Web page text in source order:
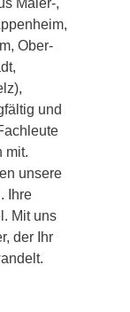
Ober-
und
mit.
unsere
Ihre
Mit uns
der Ihr